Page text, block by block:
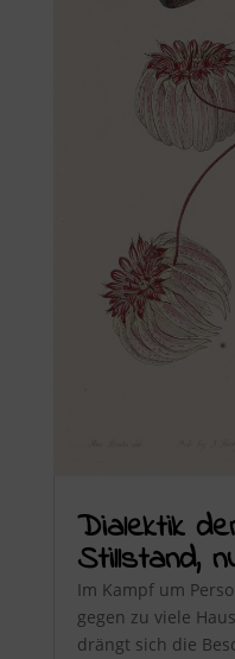
Dialektik
Stillstand,
Im Kampf um
gegen zu viele
drängt sich die